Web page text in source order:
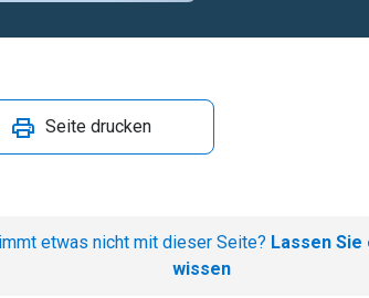
Seite drucken
etwas nicht mit dieser Seite? Lassen Sie
wissen